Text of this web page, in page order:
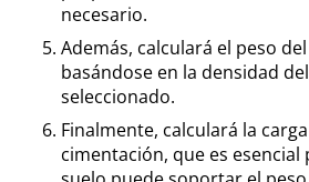
necesario.
Además, calculará el peso
basándose en la densidad
seleccionado.
Finalmente, calculará la
cimentación, que es